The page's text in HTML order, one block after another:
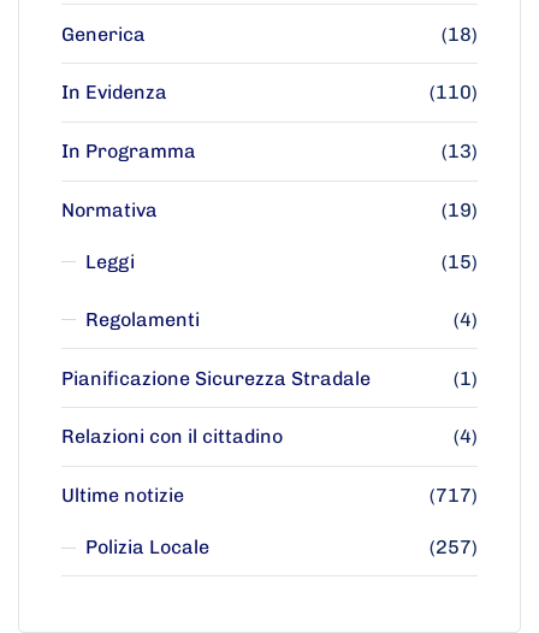
Generica (18)
In Evidenza (110)
In Programma (13)
Normativa (19)
Leggi (15)
Regolamenti (4)
Pianificazione Sicurezza Stradale (1)
Relazioni con il cittadino (4)
Ultime notizie (717)
Polizia Locale (257)